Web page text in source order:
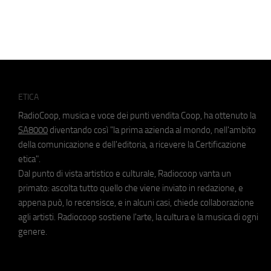
ETICA
RadioCoop, musica e voce dei punti vendita Coop, ha ottenuto la
SA8000 diventando così "la prima azienda al mondo, nell'ambito
della comunicazione e dell'editoria, a ricevere la Certificazione
etica".
Dal punto di vista artistico e culturale, Radiocoop vanta un
primato: ascolta tutto quello che viene inviato in redazione, e
appena può, lo recensisce, e in alcuni casi, chiede collaborazione
agli artisti. Radiocoop sostiene l'arte, la cultura e la musica di ogni
genere.